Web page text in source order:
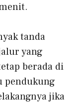
tanda
yang
berada di
pendukung
jika